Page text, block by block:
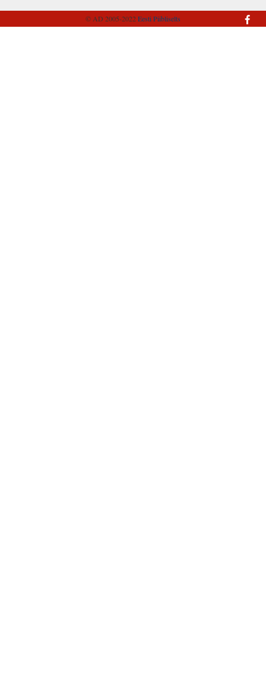
© AD 2005-2022Eesti Piibliselts